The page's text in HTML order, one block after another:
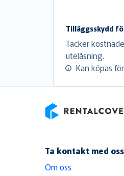
Tilläggsskydd
Täcker
utelåsning.
Kan köpas
Ta kontakt med oss
Om oss